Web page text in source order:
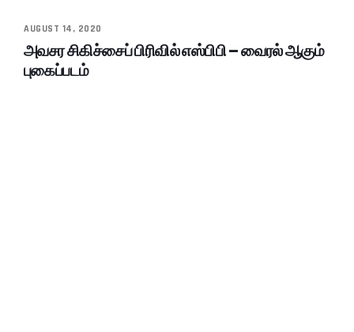
AUGUST 14, 2020
அவசர சிகிச்சைப் பிரிவில் எஸ்பிபி – வைரல் ஆகும்
புகைப்படம்